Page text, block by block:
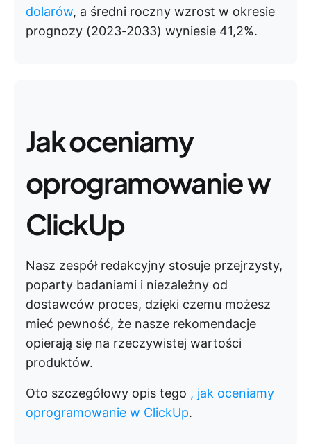
dolarów, a średni roczny wzrost w okresie
prognozy (2023-2033) wyniesie 41,2%.
Jak oceniamy
oprogramowanie w
ClickUp
Nasz zespół redakcyjny stosuje przejrzysty,
poparty badaniami i niezależny od
dostawców proces, dzięki czemu możesz
mieć pewność, że nasze rekomendacje
opierają się na rzeczywistej wartości
produktów.
Oto szczegółowy opis tego , jak oceniamy
oprogramowanie w ClickUp.